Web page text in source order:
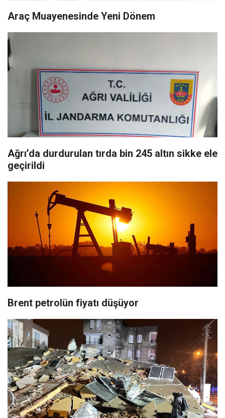
Araç Muayenesinde Yeni Dönem
Ağrı’da durdurulan tırda bin 245 altın sikke ele
geçirildi
Brent petrolün fiyatı düşüyor